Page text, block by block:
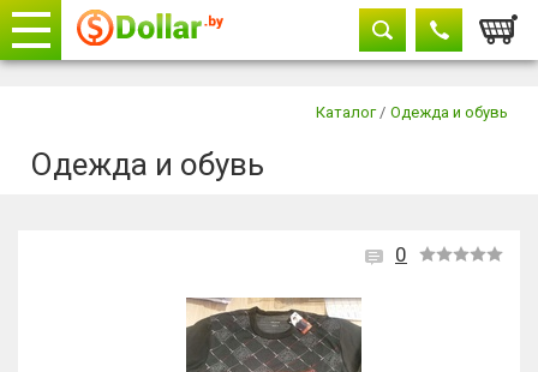
+375 29 604-11-33
Каталог / Одежда и обувь
Одежда и обувь
0